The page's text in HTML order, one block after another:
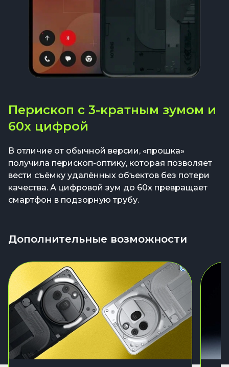
Перископ с 3-кратным зумом и
60x цифрой
В отличие от обычной версии, «прошка»
получила перископ-оптику, которая позволяет
вести съёмку удалённых объектов без потери
качества. А цифровой зум до 60x превращает
смартфон в подзорную трубу.
Дополнительные возможности